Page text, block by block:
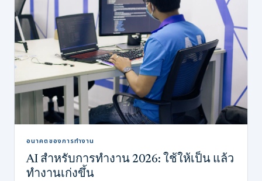
อนาคตของการทำงาน
AI สำหรับการทำงาน 2026: ใช้ให้เป็น แล้ว
ทำงานเก่งขึ้น